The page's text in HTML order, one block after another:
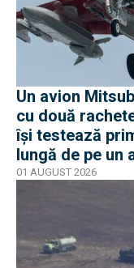
Un avion
cu două
își testează
lungă de pe un
01 AUGUST 2026